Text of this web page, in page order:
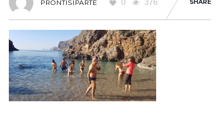
PRONTISIPARTE 0 376 SHARE